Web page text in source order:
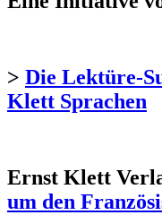
> Die Lektüre-
Klett Sprachen
Ernst Klett
um den